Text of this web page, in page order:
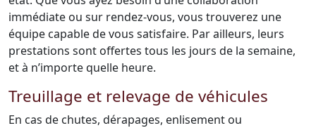
immédiate ou sur rendez-vous, vous trouverez une
équipe capable de vous satisfaire. Par ailleurs, leurs
prestations sont offertes tous les jours de la semaine,
et à n’importe quelle heure.
Treuillage et relevage de véhicules
En cas de chutes, dérapages, enlisement ou